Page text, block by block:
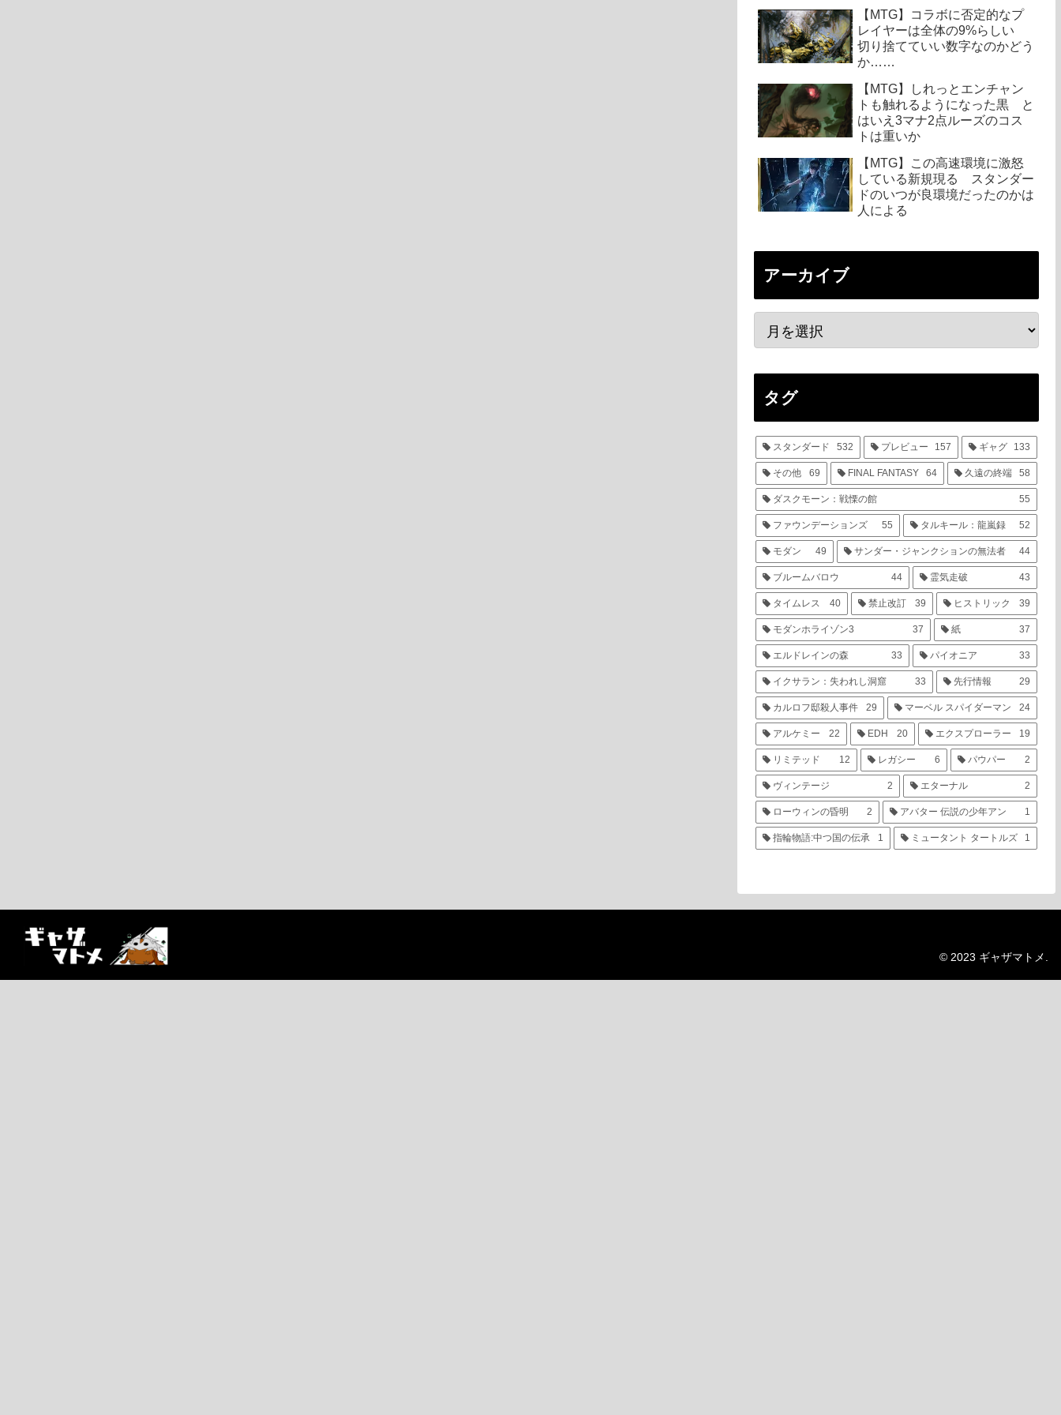
【MTG】コラボに否定的なプ
レイヤーは全体の9%らしい
切り捨てていい数字なのかどう
か……
【MTG】しれっとエンチャン
トも触れるようになった黒 と
はいえ3マナ2点ルーズのコス
トは重いか
【MTG】この高速環境に激怒
している新規現る スタンダー
ドのいつが良環境だったのかは
人による
アーカイブ
タグ
スタンダード 532 プレビュー 157 ギャグ 133
その他 69 FINAL FANTASY 64 久遠の終端 58
ダスクモーン：戦慄の館 55
ファウンデーションズ 55 タルキール：龍嵐録 52
モダン 49 サンダー・ジャンクションの無法者 44
ブルームバロウ 44 霊気走破 43
タイムレス 40 禁止改訂 39 ヒストリック 39
モダンホライゾン3 37 紙 37
エルドレインの森 33 パイオニア 33
イクサラン：失われし洞窟 33 先行情報 29
カルロフ邸殺人事件 29 マーベル スパイダーマン 24
アルケミー 22 EDH 20 エクスプローラー 19
リミテッド 12 レガシー 6 パウパー 2
ヴィンテージ 2 エターナル 2
ローウィンの昏明 2 アバター 伝説の少年アン 1
指輪物語:中つ国の伝承 1 ミュータント タートルズ 1
© 2023 ギャザマトメ.